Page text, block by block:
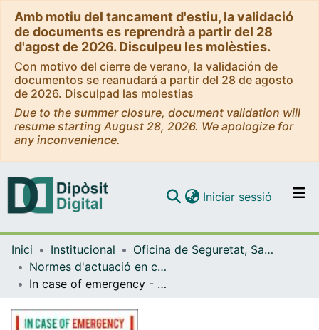
Amb motiu del tancament d'estiu, la validació
de documents es reprendrà a partir del 28
d'agost de 2026. Disculpeu les molèsties.
Con motivo del cierre de verano, la validación de
documentos se reanudará a partir del 28 de agosto
de 2026. Disculpad las molestias
Due to the summer closure, document validation will
resume starting August 28, 2026. We apologize for
any inconvenience.
Navega per tot el DD
Iniciar sessió (current)
Inici Institucional
Oficina de Seguretat, Salut i Medi Ambient (OSSMA)
Normes d'actuació en cas d'emergència (OSSMA)
In case of emergency - Faculty of Fine Arts (Florensa Building)